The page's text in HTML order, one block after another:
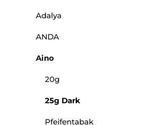
Adalya
ANDA
Aino
20g
25g Dark
Pfeifentabak